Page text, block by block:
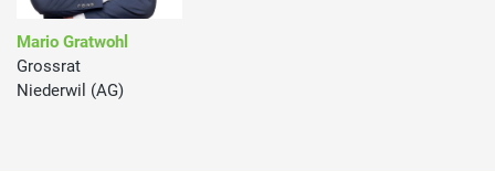
Mario Gratwohl
Grossrat
Niederwil (AG)